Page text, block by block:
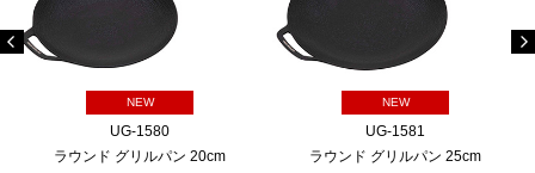
NEW
UG-1580
ラウンド グリルパン 20cm
NEW
UG-1581
ラウンド グリルパン 25cm